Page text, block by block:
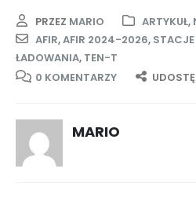
PRZEZ MARIO ARTYKUŁ,
AFIR,AFIR 2024-2026,
ŁADOWANIA, TEN-T
0 KOMENTARZY
MARIO